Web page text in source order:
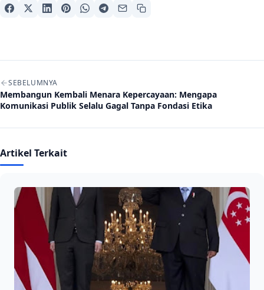
Navigasi artikel
SEBELUMNYA
Membangun Kembali Menara Kepercayaan: Mengapa
Komunikasi Publik Selalu Gagal Tanpa Fondasi Etika
Artikel Terkait